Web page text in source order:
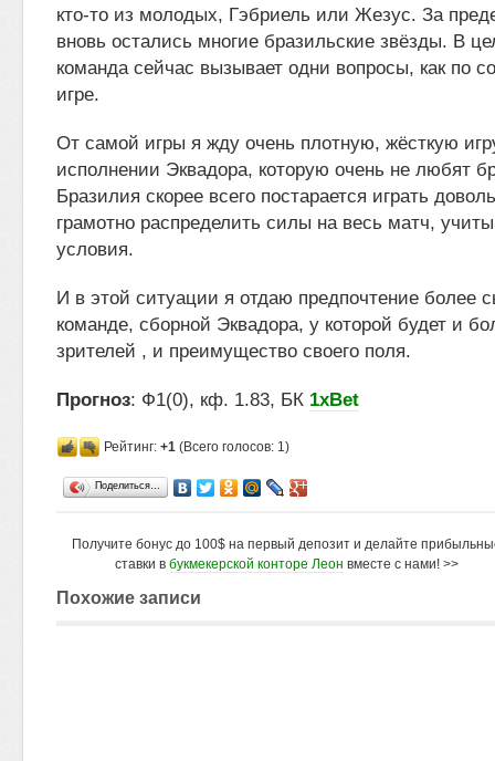
кто-то из молодых, Гэбриель или Жезус. За
вновь остались многие бразильские звёзды. В
команда сейчас вызывает одни вопросы, как по
игре.
От самой игры я жду очень плотную, жёсткую
исполнении Эквадора, которую очень не любят
Бразилия скорее всего постарается играть
грамотно распределить силы на весь матч,
условия.
И в этой ситуации я отдаю предпочтение более
команде, сборной Эквадора, у которой будет и
зрителей , и преимущество своего поля.
Прогноз: Ф1(0), кф. 1.83, БК 1xBet
Рейтинг: +1 (Всего голосов: 1)
Поделиться…
Получите бонус до 100$ на первый депозит и делайте
ставки в букмекерской конторе Леон вместе с нами! >>
Похожие записи